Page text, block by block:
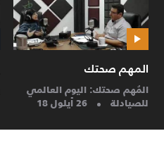
المهم صحتك
المُهم صحتك: اليوم العالمي
للصيادلة 26 أيلول 18